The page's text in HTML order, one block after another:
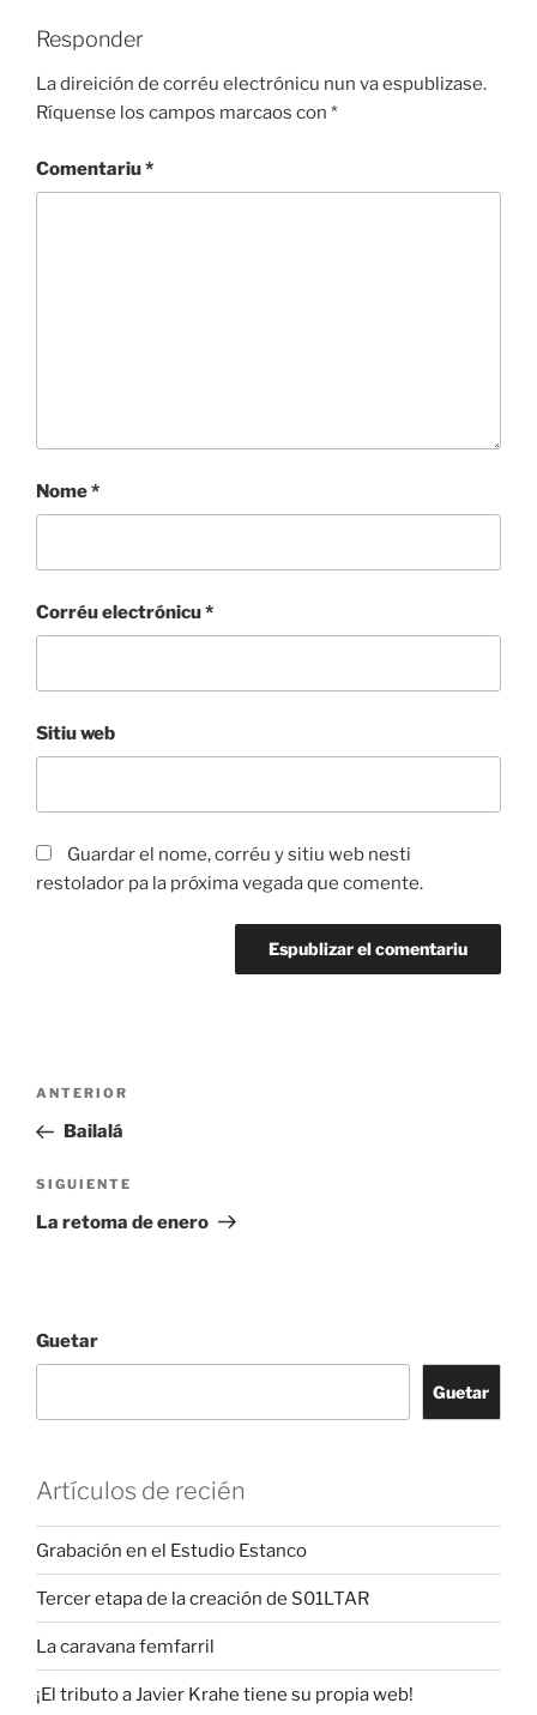
Responder
La direición de corréu electrónicu nun va espublizase.
Ríquense los campos marcaos con *
Comentariu*
Nome*
Corréu electrónicu*
Sitiu web
Guardar el nome, corréu y sitiu web nesti
restolador pa la próxima vegada que comente.
Navegación
artículos
Artículu
anterior
ANTERIOR
Bailalá
Artículu
siguiente
SIGUIENTE
La retoma de enero
Guetar
Guetar
Artículos de recién
Grabación en el Estudio Estanco
Tercer etapa de la creación de S01LTAR
La caravana femfarril
¡El tributo a Javier Krahe tiene su propia web!